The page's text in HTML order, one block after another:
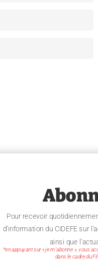
Pour recevoir
d’information du CIDEFE sur
ainsi que
*en appuyant sur « je m’abonne », vous
dans le cadre du